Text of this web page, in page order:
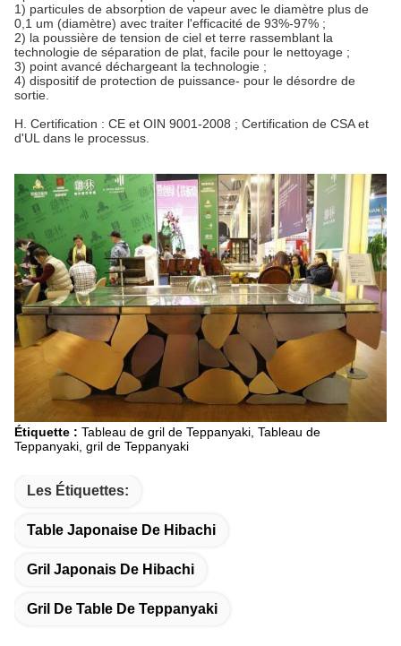
1) particules de absorption de vapeur avec le diamètre plus de
0,1 um (diamètre) avec traiter l'efficacité de 93%-97% ;
2) la poussière de tension de ciel et terre rassemblant la
technologie de séparation de plat, facile pour le nettoyage ;
3) point avancé déchargeant la technologie ;
4) dispositif de protection de puissance- pour le désordre de
sortie.
H. Certification : CE et OIN 9001-2008 ; Certification de CSA et
d'UL dans le processus.
Étiquette : Tableau de gril de Teppanyaki, Tableau de
Teppanyaki, gril de Teppanyaki
Les Étiquettes:
Table Japonaise De Hibachi
Gril Japonais De Hibachi
Gril De Table De Teppanyaki